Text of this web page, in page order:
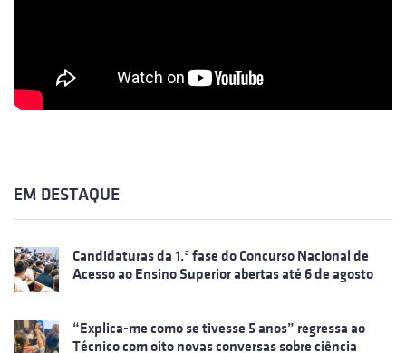
EM DESTAQUE
Candidaturas da 1.ª fase do Concurso Nacional de
Acesso ao Ensino Superior abertas até 6 de agosto
“Explica-me como se tivesse 5 anos” regressa ao
Técnico com oito novas conversas sobre ciência